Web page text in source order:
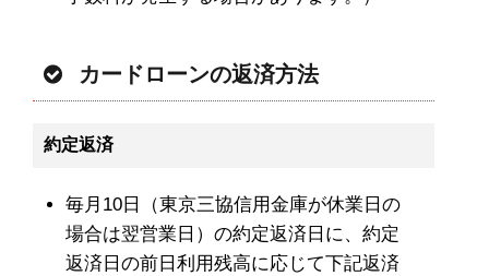
カードローンの返済方法
約定返済
毎月10日（東京三協信用金庫が休業日の
場合は翌営業日）の約定返済日に、約定
返済日の前日利用残高に応じて下記返済